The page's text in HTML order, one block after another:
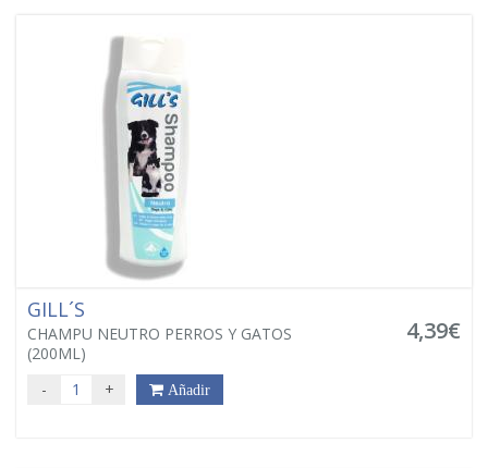
GILL´S
CHAMPU NEUTRO PERROS Y GATOS
(200ML)
4,39€
- + Añadir